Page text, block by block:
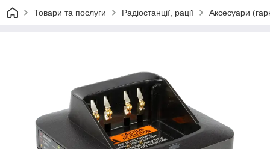
Товари та послуги Радіостанції, рації Аксесуари